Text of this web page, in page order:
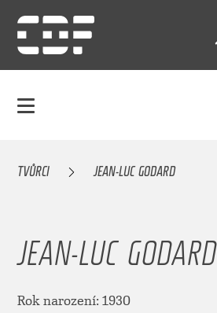
TVŮRCI JEAN-LUC GODARD
JEAN-LUC GODARD
Rok narození: 1930